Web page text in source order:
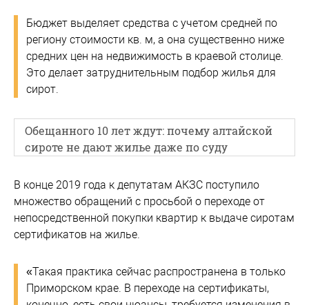
Бюджет выделяет средства с учетом средней по
региону стоимости кв. м, а она существенно ниже
средних цен на недвижимость в краевой столице.
Это делает затруднительным подбор жилья для
сирот.
Обещанного 10 лет ждут: почему алтайской
сироте не дают жилье даже по суду
В конце 2019 года к депутатам АКЗС поступило
множество обращений с просьбой о переходе от
непосредственной покупки квартир к выдаче сиротам
сертификатов на жилье.
«Такая практика сейчас распространена в только
Приморском крае. В переходе на сертификаты,